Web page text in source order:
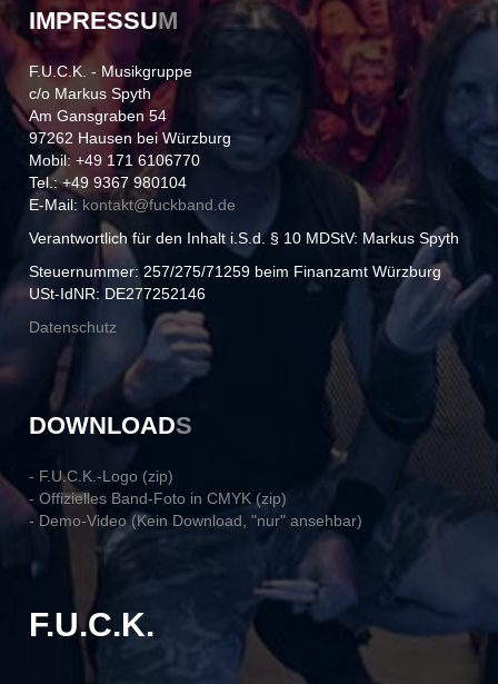
IMPRESSUM
F.U.C.K. - Musikgruppe
c/o Markus Spyth
Am Gansgraben 54
97262 Hausen bei Würzburg
Mobil: +49 171 6106770
Tel.: +49 9367 980104
E-Mail: kontakt@fuckband.de
Verantwortlich für den Inhalt i.S.d. § 10 MDStV: Markus Spyth
Steuernummer: 257/275/71259 beim Finanzamt Würzburg
USt-IdNR: DE277252146
Datenschutz
DOWNLOADS
- F.U.C.K.-Logo (zip)
- Offizielles Band-Foto in CMYK (zip)
- Demo-Video (Kein Download, "nur" ansehbar)
F.U.C.K.